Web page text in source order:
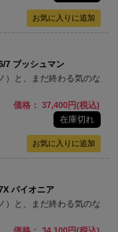
7 ブッシュマン
）と、まだ終わる気のな
価格： 37,400円(税込)
在庫切れ
パイオニア
）と、まだ終わる気のな